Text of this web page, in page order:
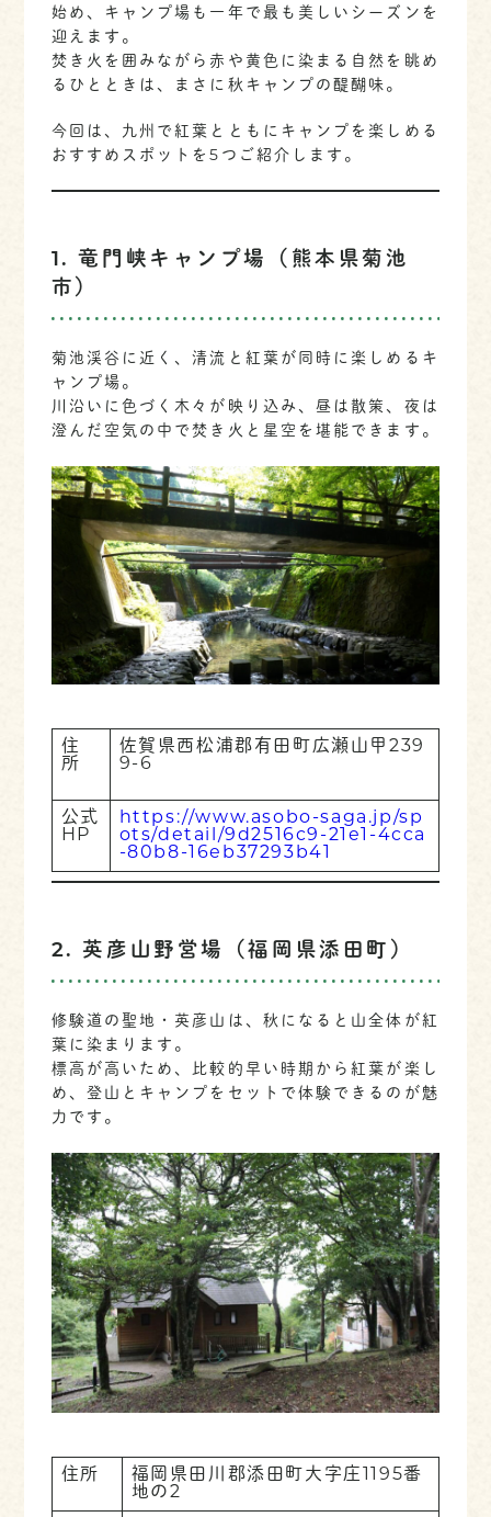
始め、キャンプ場も一年で最も美しいシーズンを
迎えます。
焚き火を囲みながら赤や黄色に染まる自然を眺め
るひとときは、まさに秋キャンプの醍醐味。
今回は、九州で紅葉とともにキャンプを楽しめる
おすすめスポットを5つご紹介します。
1. 竜門峡キャンプ場（熊本県菊池
市）
菊池渓谷に近く、清流と紅葉が同時に楽しめるキ
ャンプ場。
川沿いに色づく木々が映り込み、昼は散策、夜は
澄んだ空気の中で焚き火と星空を堪能できます。
住
所
佐賀県西松浦郡有田町広瀬山甲239
9-6
公式
HP
https://www.asobo-saga.jp/sp
ots/detail/9d2516c9-21e1-4cca
-80b8-16eb37293b41
2. 英彦山野営場（福岡県添田町）
修験道の聖地・英彦山は、秋になると山全体が紅
葉に染まります。
標高が高いため、比較的早い時期から紅葉が楽し
め、登山とキャンプをセットで体験できるのが魅
力です。
住所
福岡県田川郡添田町大字庄1195番
地の2